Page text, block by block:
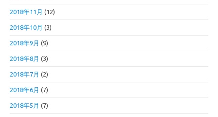
2018年11月 (12)
2018年10月 (3)
2018年9月 (9)
2018年8月 (3)
2018年7月 (2)
2018年6月 (7)
2018年5月 (7)